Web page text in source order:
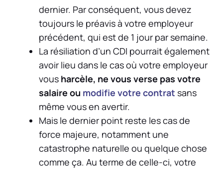
dernier. Par conséquent, vous devez
toujours le préavis à votre employeur
précédent, qui est de 1 jour par semaine.
La résiliation d’un CDI pourrait également
avoir lieu dans le cas où votre employeur
vous harcèle, ne vous verse pas votre
salaire ou modifie votre contrat sans
même vous en avertir.
Mais le dernier point reste les cas de
force majeure, notamment une
catastrophe naturelle ou quelque chose
comme ça. Au terme de celle-ci, votre